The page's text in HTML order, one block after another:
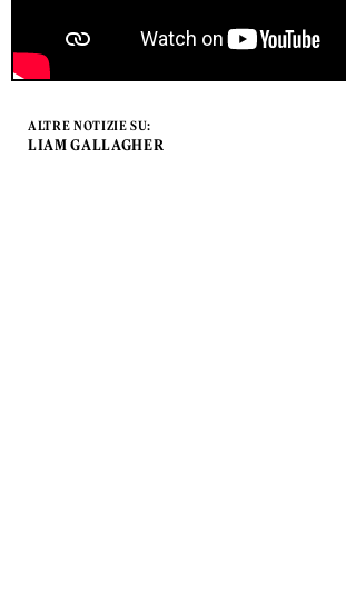
ALTRE NOTIZIE SU:
LIAM GALLAGHER